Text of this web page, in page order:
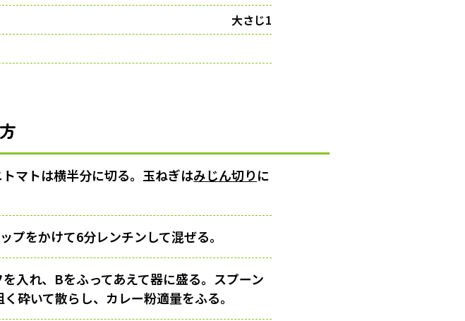
大さじ1
マトは横半分に切る。玉ねぎはみじん切りに
プをかけて6分レンチンして混ぜる。
入れ、Bをふってあえて器に盛る。スプーン
砕いて散らし、カレー粉適量をふる。